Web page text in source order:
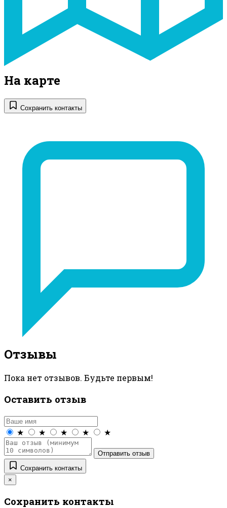
На карте
Сохранить контакты
Отзывы
Пока нет отзывов. Будьте первым!
Оставить отзыв
★ ★ ★ ★ ★
Отправить отзыв
Сохранить контакты
×
Сохранить контакты